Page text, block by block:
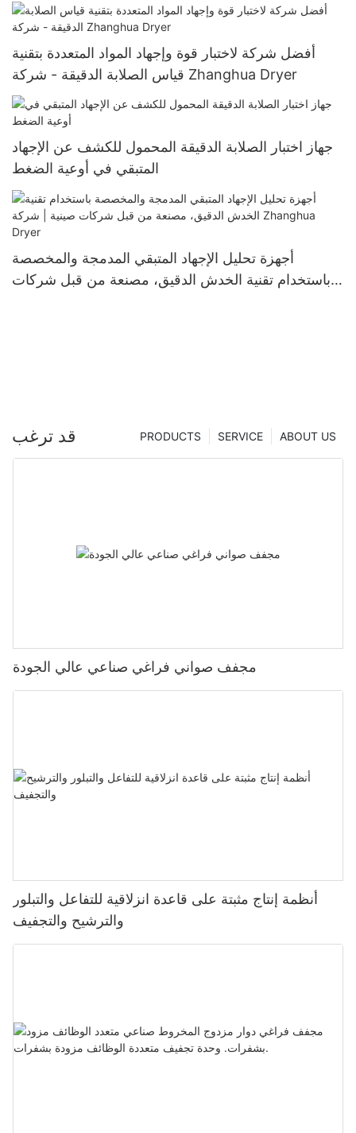
أفضل شركة لاختبار قوة وإجهاد المواد المتعددة بتقنية
قياس الصلابة الدقيقة - شركة Zhanghua Dryer
جهاز اختبار الصلابة الدقيقة المحمول للكشف عن الإجهاد
المتبقي في أوعية الضغط
أجهزة تحليل الإجهاد المتبقي المدمجة والمخصصة
باستخدام تقنية الخدش الدقيق، مصنعة من قبل شركات
قد ترغب ABOUT US
SERVICE
PRODUCTS
مجفف صواني فراغي صناعي عالي الجودة
أنظمة إنتاج مثبتة على قاعدة انزلاقية للتفاعل والتبلور
والترشيح والتجفيف